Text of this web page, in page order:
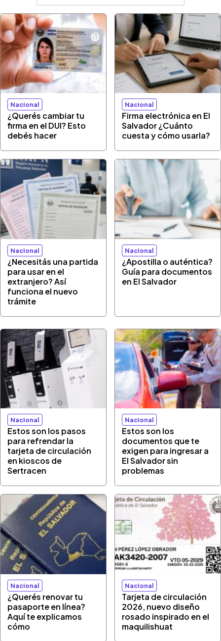
Nacional
¿Querés cambiar tu
firma en el DUI? Esto
debés hacer
Nacional
Firma electrónica en El
Salvador ¿Cuánto
cuesta y cómo usarla?
Nacional
¿Necesitás una partida
para usar en el
extranjero? Así
funciona el nuevo
trámite
Nacional
¿Apostilla o auténtica?
Guía para documentos
en El Salvador
Nacional
Estos son los pasos
para refrendar la
tarjeta de circulación
en kioscos de
Sertracen
Nacional
Estos son los
documentos que te
exigen para ingresar a
El Salvador sin
problemas
Nacional
¿Querés renovar tu
pasaporte en línea?
Aquí te explicamos
cómo
Nacional
Tarjeta de circulación
2026, nuevo diseño
rosado inspirado en el
maquilishuat